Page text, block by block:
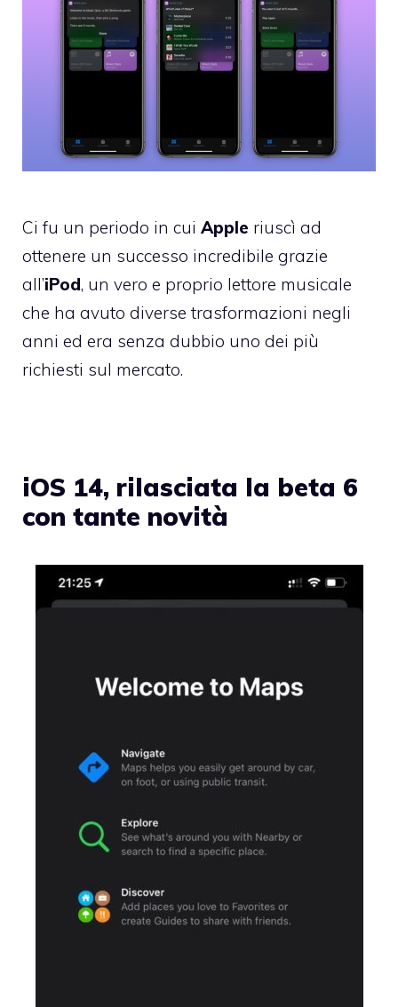
Ci fu un periodo in cui Apple riuscì ad
ottenere un successo incredibile grazie
all’iPod, un vero e proprio lettore musicale
che ha avuto diverse trasformazioni negli
anni ed era senza dubbio uno dei più
richiesti sul mercato.
iOS 14, rilasciata la beta 6
con tante novità